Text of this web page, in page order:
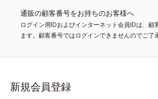
通販の顧客番号をお持ちのお客様へ
ログイン用IDおよびインターネット会員IDは、顧
ます。顧客番号ではログインできませんのでご了
新規会員登録